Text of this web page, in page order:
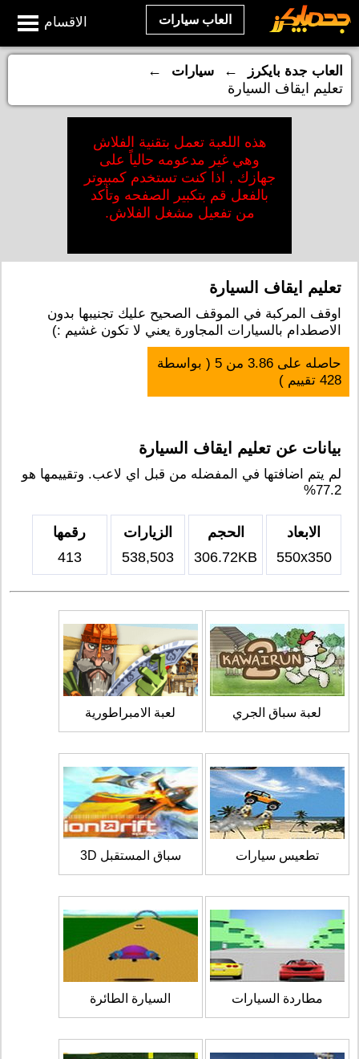
الاقسام العاب سيارات
العاب جدة بايكرز ← سيارات
←
تعليم ايقاف السيارة
هذه اللعبة تعمل بتقنية الفلاش
وهي غير مدعومه حالياً على
جهازك , اذا كنت تستخدم كمبيوتر
بالفعل قم بتكبير الصفحه وتأكد
من تفعيل مشغل الفلاش.
تعليم ايقاف السيارة
اوقف المركبة في الموقف الصحيح عليك تجنيبها بدون
الاصطدام بالسيارات المجاورة يعني لا تكون غشيم :)
حاصله على3.86 من5 ( بواسطة
428 تقييم )
بيانات عن تعليم ايقاف السيارة
لم يتم اضافتها في المفضله من قبل اي لاعب. وتقييمها هو
77.2%
الابعاد
550x350
الحجم
306.72KB
الزيارات
538,503
رقمها
413
لعبة سباق الجري لعبة الامبراطورية
تطعيس سيارات سباق المستقبل 3D
مطاردة السيارات السيارة الطائرة